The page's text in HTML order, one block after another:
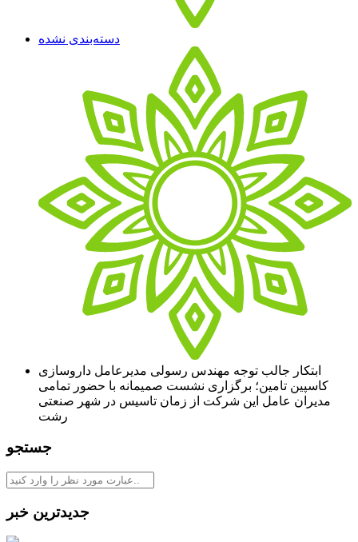
دسته‌بندی نشده
ابتکار جالب توجه مهندس رسولی مدیرعامل داروسازی
کاسپین تامین؛ برگزاری نشست صمیمانه با حضور تمامی
مدیران عامل این شرکت از زمان تاسیس در شهر صنعتی
رشت
جستجو
جدیدترین خبر